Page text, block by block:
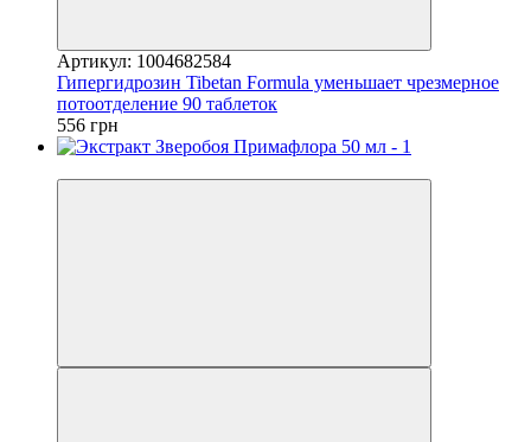
Артикул: 1004682584
Гипергидрозин Tibetan Formula уменьшает чрезмерное
потоотделение 90 таблеток
556 грн